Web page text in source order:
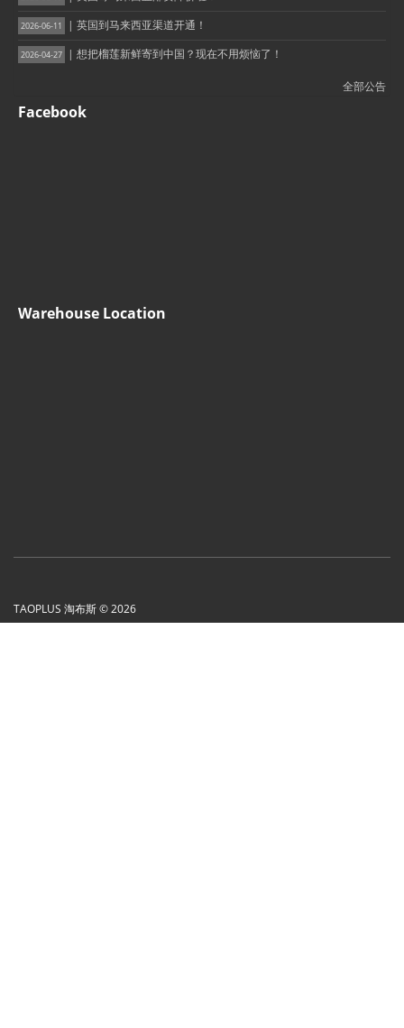
2026-06-11 | 英国到马来西亚渠道开通！
2026-04-27 | 想把榴莲新鲜寄到中国？现在不用烦恼了！
全部公告
Facebook
Warehouse Location
TAOPLUS 淘布斯 © 2026